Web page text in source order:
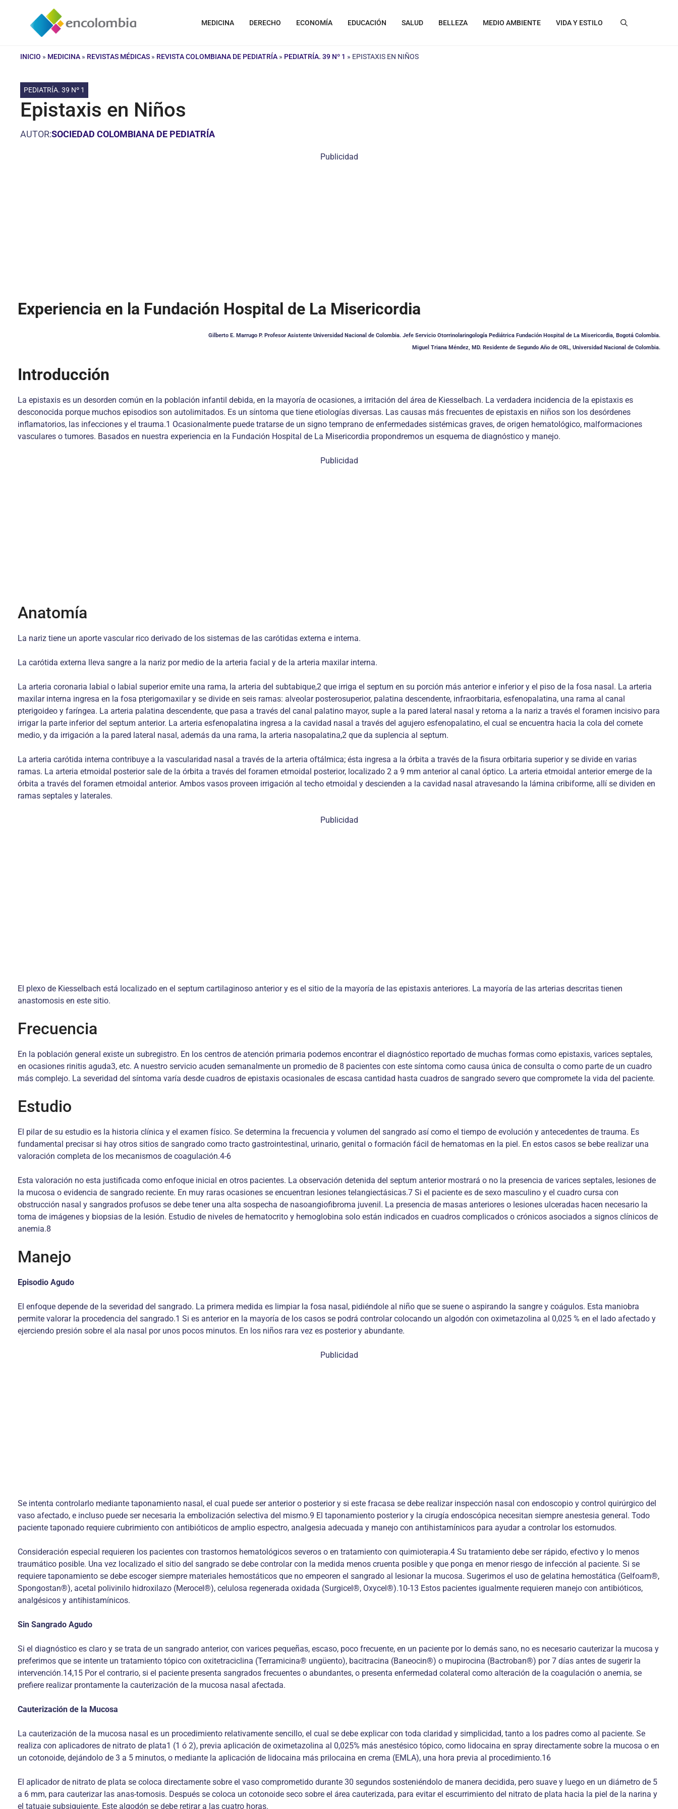
contenido
MEDICINA DERECHO ECONOMÍA EDUCACIÓN SALUD BELLEZA MEDIO AMBIENTE VIDA Y ESTILO
INICIO » MEDICINA » REVISTAS MÉDICAS » REVISTA COLOMBIANA DE PEDIATRÍA » PEDIATRÍA. 39 Nº 1 » EPISTAXIS EN NIÑOS
PEDIATRÍA. 39 Nº 1
Epistaxis en Niños
AUTOR:SOCIEDAD COLOMBIANA DE PEDIATRÍA
Publicidad
Experiencia en la Fundación Hospital de La Misericordia
Gilberto E. Marrugo P. Profesor Asistente Universidad Nacional de Colombia. Jefe Servicio Otorrinolaringología Pediátrica Fundación Hospital de La Misericordia, Bogotá Colombia.
Miguel Triana Méndez, MD. Residente de Segundo Año de ORL, Universidad Nacional de Colombia.
Introducción
La epistaxis es un desorden común en la población infantil debida, en la mayoría de ocasiones, a irritación del área de Kiesselbach. La verdadera incidencia de la epistaxis es
desconocida porque muchos episodios son autolimitados. Es un síntoma que tiene etiologías diversas. Las causas más frecuentes de epistaxis en niños son los desórdenes
inflamatorios, las infecciones y el trauma.1 Ocasionalmente puede tratarse de un signo temprano de enfermedades sistémicas graves, de origen hematológico, malformaciones
vasculares o tumores. Basados en nuestra experiencia en la Fundación Hospital de La Misericordia propondremos un esquema de diagnóstico y manejo.
Publicidad
Anatomía
La nariz tiene un aporte vascular rico derivado de los sistemas de las carótidas externa e interna.
La carótida externa lleva sangre a la nariz por medio de la arteria facial y de la arteria maxilar interna.
La arteria coronaria labial o labial superior emite una rama, la arteria del subtabique,2 que irriga el septum en su porción más anterior e inferior y el piso de la fosa nasal. La arteria
maxilar interna ingresa en la fosa pterigomaxilar y se divide en seis ramas: alveolar posterosuperior, palatina descendente, infraorbitaria, esfenopalatina, una rama al canal
pterigoideo y faríngea. La arteria palatina descendente, que pasa a través del canal palatino mayor, suple a la pared lateral nasal y retorna a la nariz a través el foramen incisivo para
irrigar la parte inferior del septum anterior. La arteria esfenopalatina ingresa a la cavidad nasal a través del agujero esfenopalatino, el cual se encuentra hacia la cola del cornete
medio, y da irrigación a la pared lateral nasal, además da una rama, la arteria nasopalatina,2 que da suplencia al septum.
La arteria carótida interna contribuye a la vascularidad nasal a través de la arteria oftálmica; ésta ingresa a la órbita a través de la fisura orbitaria superior y se divide en varias
ramas. La arteria etmoidal posterior sale de la órbita a través del foramen etmoidal posterior, localizado 2 a 9 mm anterior al canal óptico. La arteria etmoidal anterior emerge de la
órbita a través del foramen etmoidal anterior. Ambos vasos proveen irrigación al techo etmoidal y descienden a la cavidad nasal atravesando la lámina cribiforme, allí se dividen en
ramas septales y laterales.
Publicidad
El plexo de Kiesselbach está localizado en el septum cartilaginoso anterior y es el sitio de la mayoría de las epistaxis anteriores. La mayoría de las arterias descritas tienen
anastomosis en este sitio.
Frecuencia
En la población general existe un subregistro. En los centros de atención primaria podemos encontrar el diagnóstico reportado de muchas formas como epistaxis, varices septales,
en ocasiones rinitis aguda3, etc. A nuestro servicio acuden semanalmente un promedio de 8 pacientes con este síntoma como causa única de consulta o como parte de un cuadro
más complejo. La severidad del síntoma varía desde cuadros de epistaxis ocasionales de escasa cantidad hasta cuadros de sangrado severo que compromete la vida del paciente.
Estudio
El pilar de su estudio es la historia clínica y el examen físico. Se determina la frecuencia y volumen del sangrado así como el tiempo de evolución y antecedentes de trauma. Es
fundamental precisar si hay otros sitios de sangrado como tracto gastrointestinal, urinario, genital o formación fácil de hematomas en la piel. En estos casos se bebe realizar una
valoración completa de los mecanismos de coagulación.4-6
Esta valoración no esta justificada como enfoque inicial en otros pacientes. La observación detenida del septum anterior mostrará o no la presencia de varices septales, lesiones de
la mucosa o evidencia de sangrado reciente. En muy raras ocasiones se encuentran lesiones telangiectásicas.7 Si el paciente es de sexo masculino y el cuadro cursa con
obstrucción nasal y sangrados profusos se debe tener una alta sospecha de nasoangiofibroma juvenil. La presencia de masas anteriores o lesiones ulceradas hacen necesario la
toma de imágenes y biopsias de la lesión. Estudio de niveles de hematocrito y hemoglobina solo están indicados en cuadros complicados o crónicos asociados a signos clínicos de
anemia.8
Manejo
Episodio Agudo
El enfoque depende de la severidad del sangrado. La primera medida es limpiar la fosa nasal, pidiéndole al niño que se suene o aspirando la sangre y coágulos. Esta maniobra
permite valorar la procedencia del sangrado.1 Si es anterior en la mayoría de los casos se podrá controlar colocando un algodón con oximetazolina al 0,025 % en el lado afectado y
ejerciendo presión sobre el ala nasal por unos pocos minutos. En los niños rara vez es posterior y abundante.
Publicidad
Se intenta controlarlo mediante taponamiento nasal, el cual puede ser anterior o posterior y si este fracasa se debe realizar inspección nasal con endoscopio y control quirúrgico del
vaso afectado, e incluso puede ser necesaria la embolización selectiva del mismo.9 El taponamiento posterior y la cirugía endoscópica necesitan siempre anestesia general. Todo
paciente taponado requiere cubrimiento con antibióticos de amplio espectro, analgesia adecuada y manejo con antihistamínicos para ayudar a controlar los estornudos.
Consideración especial requieren los pacientes con trastornos hematológicos severos o en tratamiento con quimioterapia.4 Su tratamiento debe ser rápido, efectivo y lo menos
traumático posible. Una vez localizado el sitio del sangrado se debe controlar con la medida menos cruenta posible y que ponga en menor riesgo de infección al paciente. Si se
requiere taponamiento se debe escoger siempre materiales hemostáticos que no empeoren el sangrado al lesionar la mucosa. Sugerimos el uso de gelatina hemostática (Gelfoam®,
Spongostan®), acetal polivinilo hidroxilazo (Merocel®), celulosa regenerada oxidada (Surgicel®, Oxycel®).10-13 Estos pacientes igualmente requieren manejo con antibióticos,
analgésicos y antihistamínicos.
Sin Sangrado Agudo
Si el diagnóstico es claro y se trata de un sangrado anterior, con varices pequeñas, escaso, poco frecuente, en un paciente por lo demás sano, no es necesario cauterizar la mucosa y
preferimos que se intente un tratamiento tópico con oxitetraciclina (Terramicina® ungüento), bacitracina (Baneocin®) o mupirocina (Bactroban®) por 7 días antes de sugerir la
intervención.14,15 Por el contrario, si el paciente presenta sangrados frecuentes o abundantes, o presenta enfermedad colateral como alteración de la coagulación o anemia, se
prefiere realizar prontamente la cauterización de la mucosa nasal afectada.
Cauterización de la Mucosa
La cauterización de la mucosa nasal es un procedimiento relativamente sencillo, el cual se debe explicar con toda claridad y simplicidad, tanto a los padres como al paciente. Se
realiza con aplicadores de nitrato de plata1 (1 ó 2), previa aplicación de oximetazolina al 0,025% más anestésico tópico, como lidocaina en spray directamente sobre la mucosa o en
un cotonoide, dejándolo de 3 a 5 minutos, o mediante la aplicación de lidocaina más prilocaina en crema (EMLA), una hora previa al procedimiento.16
El aplicador de nitrato de plata se coloca directamente sobre el vaso comprometido durante 30 segundos sosteniéndolo de manera decidida, pero suave y luego en un diámetro de 5
a 6 mm, para cauterizar las anas-tomosis. Después se coloca un cotonoide seco sobre el área cauterizada, para evitar el escurrimiento del nitrato de plata hacia la piel de la narina y
el tatuaje subsiguiente. Este algodón se debe retirar a las cuatro horas.